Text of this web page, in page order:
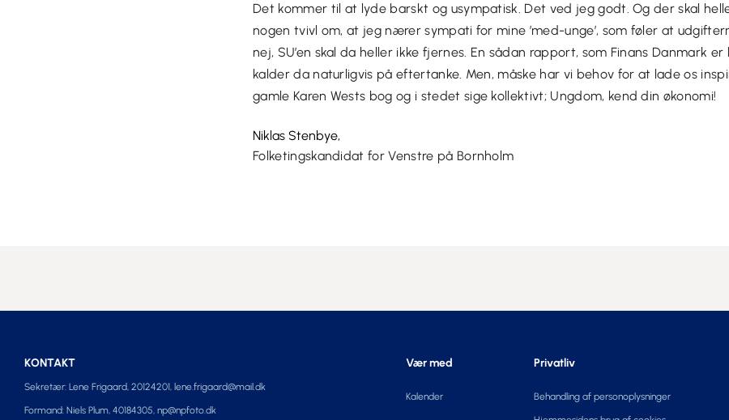
Det kommer til at lyde barskt og usympatisk. Det ved jeg godt. Og der skal
nogen tvivl om, at jeg nærer sympati for mine ’med-unge’, som føler at
nej, SU’en skal da heller ikke fjernes. En sådan rapport, som Finans Danmark
kalder da naturligvis på eftertanke. Men, måske har vi behov for at lade os
gamle Karen Wests bog og i stedet sige kollektivt; Ungdom, kend din økonomi!
Niklas Stenbye,
Folketingskandidat for Venstre på Bornholm
KONTAKT
Sekretær: Lene Frigaard, 20124201, lene.frigaard@mail.dk
Formand: Niels Plum, 40184305, np@npfoto.dk
Vær med
Kalender
Privatliv
Behandling af personoplysninger